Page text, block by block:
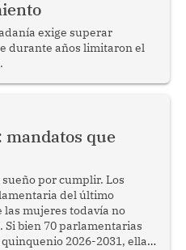
exige superar
durante años limitaron el
mandatos que
por cumplir. Los
del último
las mujeres todavía no
Si bien 70 parlamentarias
2026-2031, ellas